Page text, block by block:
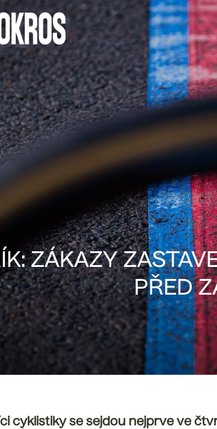
ZÁKAZY
PŘED
cyklistiky se sejdou nejprve ve